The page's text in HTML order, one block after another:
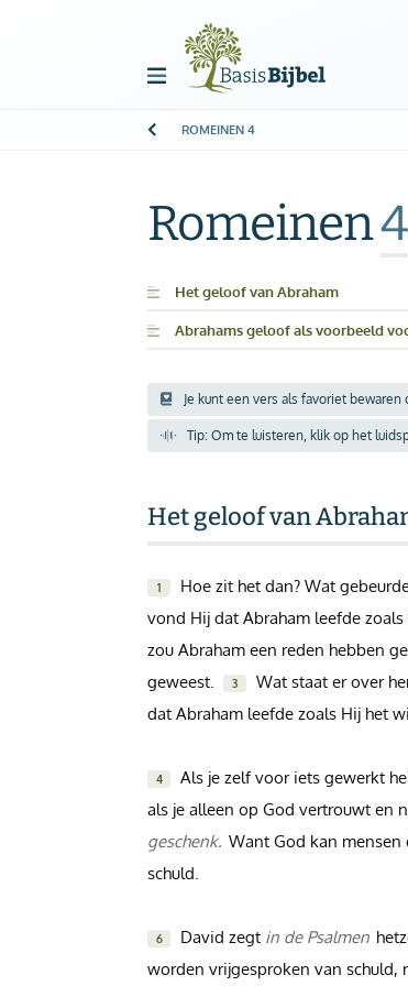
Lezen
Zoeken
Boek kiezen
Inloggen
Help
Info & Contact
Giften via PayPal
ROMEINEN 4
Romeinen4
Het geloof van Abraham
Abrahams geloof als voorbeeld
Je kunt een vers als favoriet
Tip: Om te luisteren, klik op het
Het geloof van
1 Hoe zit het dan? Wat
vond Hij dat Abraham leefde
zou Abraham een reden hebben
geweest.
3 Wat staat er over
dat Abraham leefde zoals Hij het
4 Als je zelf voor iets gewerkt
als je alleen op God vertrouwt en
geschenk. Want God kan mensen
schuld.
6 David zegt in de Psalmen
worden vrijgesproken van schuld,